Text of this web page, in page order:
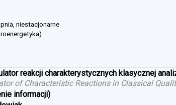
niestacjonarne
reakcji charakterystycznych klasycznej
of Characteristic Reactions in Classical
informacji)